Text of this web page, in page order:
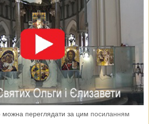
переглядати за цим посиланням